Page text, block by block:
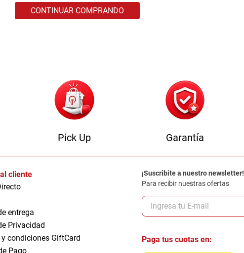
CONTINUAR COMPRANDO
Pick Up Garantía
cliente
entrega
Privacidad
condiciones GiftCard
Pago
¡Suscribite a nuestro newsletter!
Para recibir nuestras ofertas
Paga tus cuotas en:
havana master